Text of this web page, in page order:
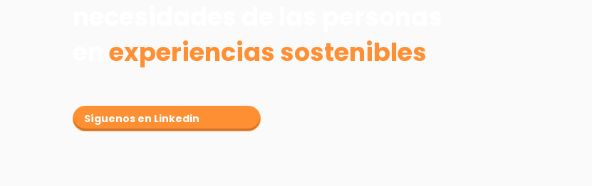
experiencias sostenibles
Síguenos en Linkedin